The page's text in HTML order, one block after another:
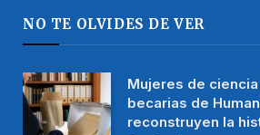
NO TE OLVIDES DE VER
Mujeres de
becarias de
reconstruyen la